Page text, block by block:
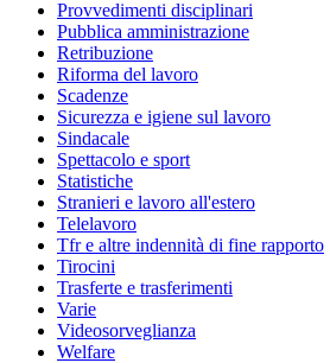
Provvedimenti disciplinari
Pubblica amministrazione
Retribuzione
Riforma del lavoro
Scadenze
Sicurezza e igiene sul lavoro
Sindacale
Spettacolo e sport
Statistiche
Stranieri e lavoro all'estero
Telelavoro
Tfr e altre indennità di fine rapporto
Tirocini
Trasferte e trasferimenti
Varie
Videosorveglianza
Welfare